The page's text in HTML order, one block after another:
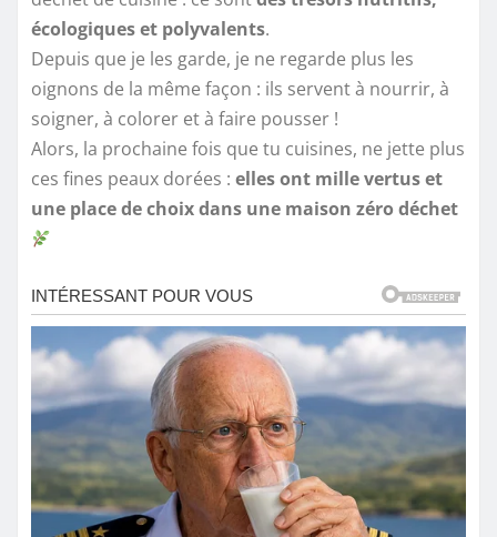
écologiques et polyvalents.
Depuis que je les garde, je ne regarde plus les
oignons de la même façon : ils servent à nourrir, à
soigner, à colorer et à faire pousser !
Alors, la prochaine fois que tu cuisines, ne jette plus
ces fines peaux dorées : elles ont mille vertus et
une place de choix dans une maison zéro déchet